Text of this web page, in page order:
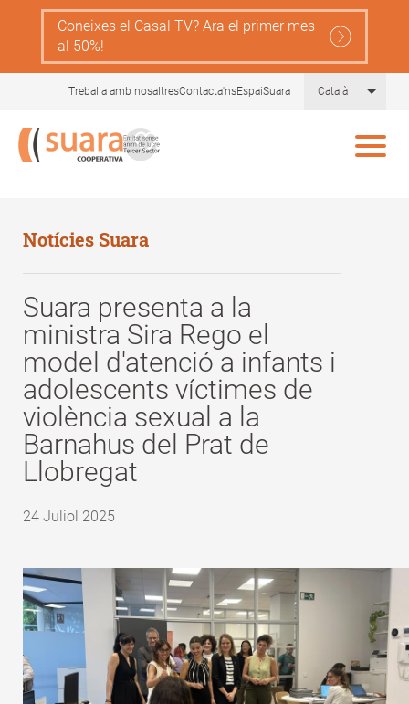
content
Coneixes el Casal TV? Ara el primer mes
al 50%!
Treballa amb nosaltresContacta'nsEspaiSuara Català List
Notícies Suara
Suara presenta a la
ministra Sira Rego el
model d'atenció a infants i
adolescents víctimes de
violència sexual a la
Barnahus del Prat de
Llobregat
24 Juliol 2025